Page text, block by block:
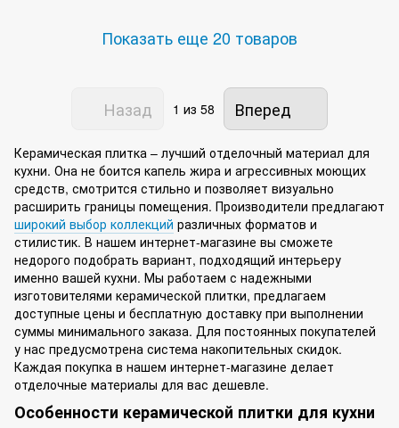
Показать еще 20 товаров
Назад 1 из 58 Вперед
Керамическая плитка – лучший отделочный материал для
кухни. Она не боится капель жира и агрессивных моющих
средств, смотрится стильно и позволяет визуально
расширить границы помещения. Производители предлагают
широкий выбор коллекций различных форматов и
стилистик. В нашем интернет-магазине вы сможете
недорого подобрать вариант, подходящий интерьеру
именно вашей кухни. Мы работаем с надежными
изготовителями керамической плитки, предлагаем
доступные цены и бесплатную доставку при выполнении
суммы минимального заказа. Для постоянных покупателей
у нас предусмотрена система накопительных скидок.
Каждая покупка в нашем интернет-магазине делает
отделочные материалы для вас дешевле.
Особенности керамической плитки для кухни